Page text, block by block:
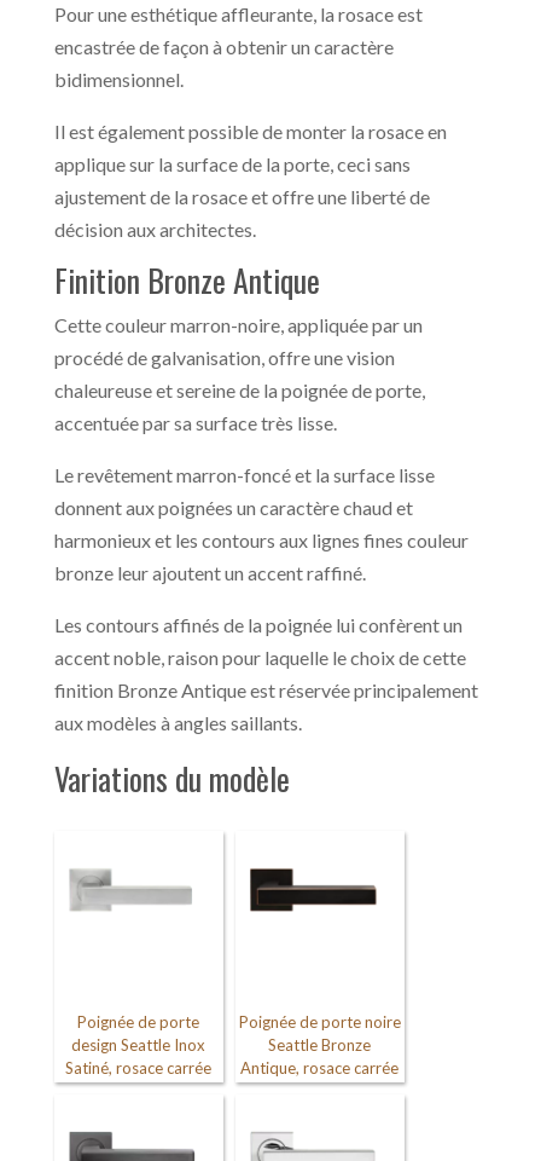
Pour une esthétique affleurante, la rosace est
encastrée de façon à obtenir un caractère
bidimensionnel.
Il est également possible de monter la rosace en
applique sur la surface de la porte, ceci sans
ajustement de la rosace et offre une liberté de
décision aux architectes.
Finition Bronze Antique
Cette couleur marron-noire, appliquée par un
procédé de galvanisation, offre une vision
chaleureuse et sereine de la poignée de porte,
accentuée par sa surface très lisse.
Le revêtement marron-foncé et la surface lisse
donnent aux poignées un caractère chaud et
harmonieux et les contours aux lignes fines couleur
bronze leur ajoutent un accent raffiné.
Les contours affinés de la poignée lui confèrent un
accent noble, raison pour laquelle le choix de cette
finition Bronze Antique est réservée principalement
aux modèles à angles saillants.
Variations du modèle
Poignée de porte
design Seattle Inox
Satiné, rosace carrée
Poignée de porte noire
Seattle Bronze
Antique, rosace carrée